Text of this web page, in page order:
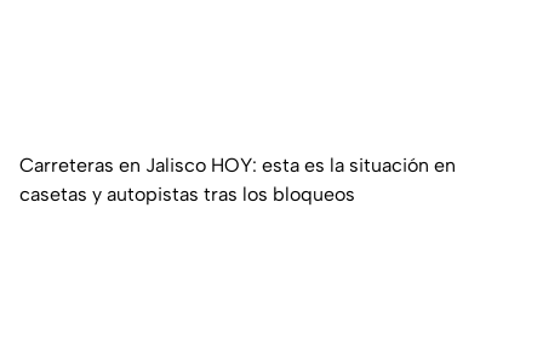
Carreteras en Jalisco HOY: esta es la situación en
casetas y autopistas tras los bloqueos